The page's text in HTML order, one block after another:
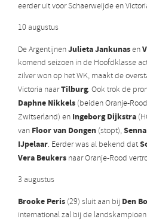
eerder uit voor Schaerweijde en
10 augustus
De ArgentijnenJulieta Jankunasen
komend seizoen in de Hoofdklasse
zilver won op het WK, maakt de
Victoria naarTilburg. Ook trok de
Daphne Nikkels (beiden Oranje-
Zwitserland) en Ingeborg Dijkstra
van Floor van Dongen (stopt),
IJpelaar. Eerder was al bekend dat
Vera Beukers naar Oranje-Rood
3 augustus
Brooke Peris (29) sluit aan bij Den
international zal bij de